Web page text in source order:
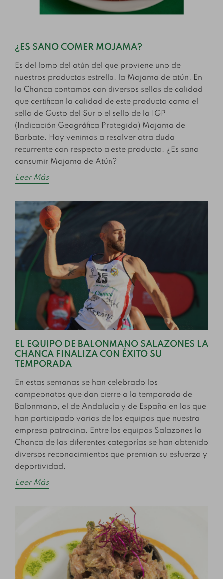
¿ES SANO COMER MOJAMA?
Es del lomo del atún del que proviene uno de
nuestros productos estrella, la Mojama de atún. En
la Chanca contamos con diversos sellos de calidad
que certifican la calidad de este producto como el
sello de Gusto del Sur o el sello de la IGP
(Indicación Geográfica Protegida) Mojama de
Barbate. Hoy venimos a resolver otra duda
recurrente con respecto a este producto, ¿Es sano
consumir Mojama de Atún?
Leer Más
EL EQUIPO DE BALONMANO SALAZONES LA
CHANCA FINALIZA CON ÉXITO SU
TEMPORADA
En estas semanas se han celebrado los
campeonatos que dan cierre a la temporada de
Balonmano, el de Andalucía y de España en los que
han participado varios de los equipos que nuestra
empresa patrocina. Entre los equipos Salazones la
Chanca de las diferentes categorías se han obtenido
diversos reconocimientos que premian su esfuerzo y
deportividad.
Leer Más